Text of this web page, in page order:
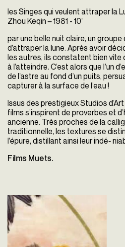
les Singes qui veulent attraper la
Zhou Keqin – 1981 - 10’
par une belle nuit claire, un
d’attraper la lune. Après avoir
les autres, ils constatent bien vite
à l’atteindre. C’est alors que l’un
de l’astre au fond d’un puits,
capturer à la surface de l’eau !
Issus des prestigieux Studios
films s’inspirent de proverbes et
ancienne. Très proches de la
traditionnelle, les textures se
l’épure, distillant ainsi leur indé-
Films Muets.